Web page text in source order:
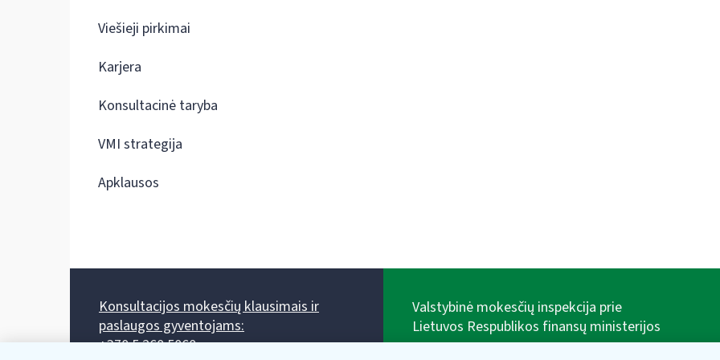
Viešieji pirkimai
Karjera
Konsultacinė taryba
VMI strategija
Apklausos
Konsultacijos mokesčių klausimais ir
paslaugos gyventojams:
+370 5 260 5060
Valstybinė mokesčių inspekcija prie
Lietuvos Respublikos finansų ministerijos